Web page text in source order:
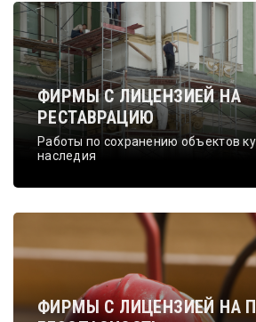
ФИРМЫ С ЛИЦЕНЗИЕЙ НА
РЕСТАВРАЦИЮ
Работы по сохранению объектов
наследия
ФИРМЫ С ЛИЦЕНЗИЕЙ НА